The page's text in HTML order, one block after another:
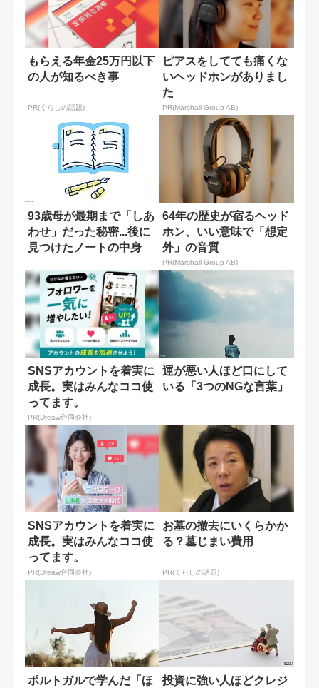
もらえる年金25万円以下
の人が知るべき事
PR(くらしの話題)
ピアスをしてても痛くな
いヘッドホンがありまし
た
PR(Marshall Group AB)
93歳母が最期まで「しあ
わせ」だった秘密...後に
見つけたノートの中身
64年の歴史が宿るヘッド
ホン、いい意味で「想定
外」の音質
PR(Marshall Group AB)
SNSアカウントを着実に
成長。実はみんなココ使
ってます。
PR(Dreaw合同会社)
運が悪い人ほど口にして
いる「3つのNGな言葉」
SNSアカウントを着実に
成長。実はみんなココ使
ってます。
PR(Dreaw合同会社)
お墓の撤去にいくらかか
る？墓じまい費用
PR(くらしの話題)
ポルトガルで学んだ「ほ
投資に強い人ほどクレジ